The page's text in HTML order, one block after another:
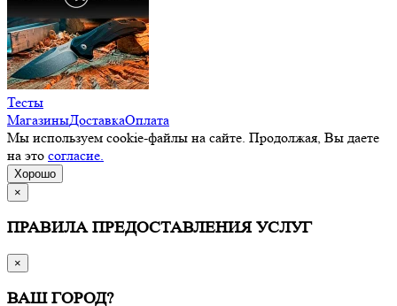
Тесты
МагазиныДоставкаОплата
Мы используем cookie-файлы на сайте. Продолжая, Вы даете
на это согласие.
Хорошо
×
ПРАВИЛА ПРЕДОСТАВЛЕНИЯ УСЛУГ
×
ВАШ ГОРОД?